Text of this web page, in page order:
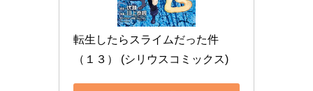
転生したらスライムだった件
（１３） (シリウスコミックス)